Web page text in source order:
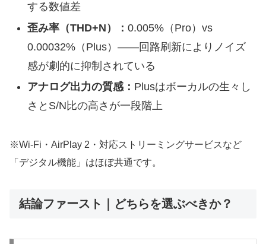
する数値差
歪み率（THD+N）： 0.005%（Pro）vs
0.00032%（Plus）——回路刷新によりノイズ
感が劇的に抑制されている
アナログ出力の質感： Plusはボーカルの生々し
さとS/N比の高さが一段階上
※Wi-Fi・AirPlay 2・対応ストリーミングサービスなど
「デジタル機能」はほぼ共通です。
結論ファースト｜どちらを選ぶべきか？